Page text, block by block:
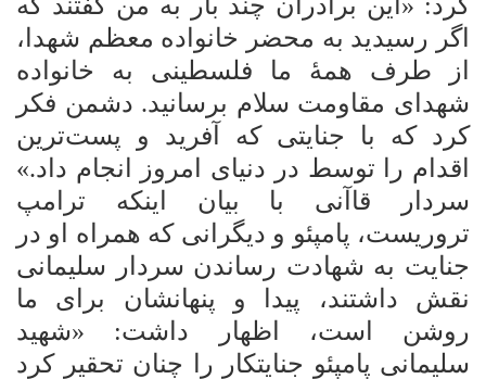
اگر رسیدید به محضر خانواده معظم شهدا،
از طرف همۀ ما فلسطینی به خانواده
شهدای مقاومت سلام برسانید. دشمن فکر
کرد که با جنایتی که آفرید و پست‌ترین
اقدام را توسط در دنیای امروز انجام داد.»
سردار قاآنی با بیان اینکه ترامپ
تروریست، پامپئو و دیگرانی که همراه او در
جنایت به شهادت رساندن سردار سلیمانی
نقش داشتند، پیدا و پنهانشان برای ما
روشن است، اظهار داشت: «شهید
سلیمانی پامپئو جنایتکار را چنان تحقیر کرد